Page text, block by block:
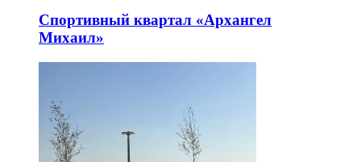
Спортивный квартал «Архангел
Михаил»